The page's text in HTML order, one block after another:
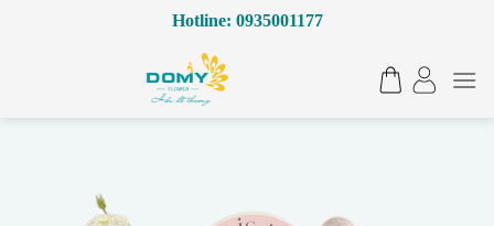
Hotline: 0935001177